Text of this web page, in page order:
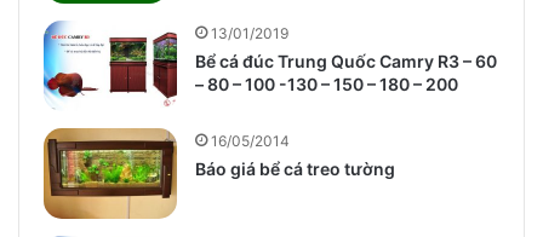
13/01/2019
Bể cá đúc Trung Quốc Camry R3 – 60
– 80 – 100 -130 – 150 – 180 – 200
16/05/2014
Báo giá bể cá treo tường